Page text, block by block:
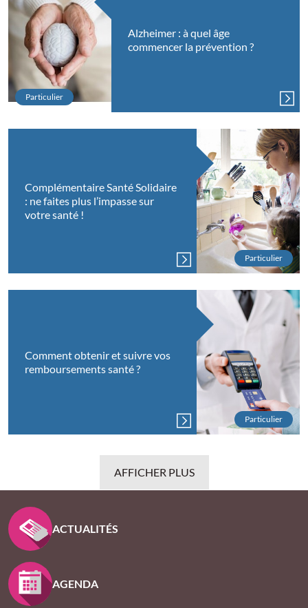
Particulier
Alzheimer : à quel âge
commencer la prévention ?
Particulier
Complémentaire Santé Solidaire
: ne faites plus l’impasse sur
votre santé !
Particulier
Comment obtenir et suivre vos
remboursements santé ?
AFFICHER PLUS
PIED DE PAGE KLESIA - ASSUREUR D’INTÉRÊT
ACTUALITÉS
AGENDA